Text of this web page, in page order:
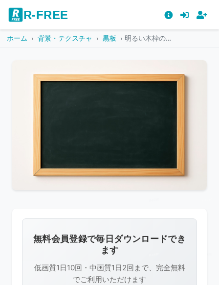
R-FREE
ホーム 背景・テクスチャ 黒板 明るい木枠の緑色の黒板
像
は
R-
FREE
無料会員登録で毎日ダウンロードでき
ます
低画質1日10回・中画質1日2回まで、完全無料
でご利用いただけます